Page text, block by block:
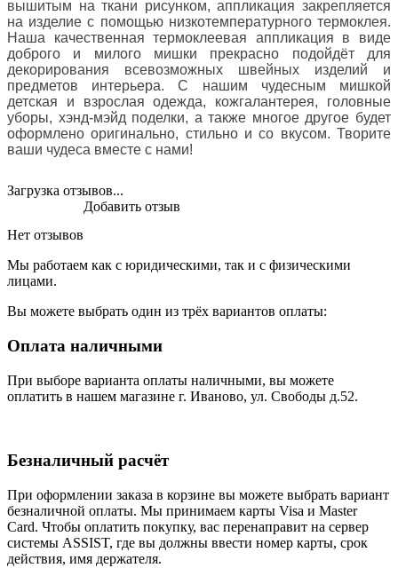
вышитым на ткани рисунком, аппликация закрепляется
на изделие с помощью низкотемпературного термоклея.
Наша качественная термоклеевая аппликация в виде
доброго и милого мишки прекрасно подойдёт для
декорирования всевозможных швейных изделий и
предметов интерьера. С нашим чудесным мишкой
детская и взрослая одежда, кожгалантерея, головные
уборы, хэнд-мэйд поделки, а также многое другое будет
оформлено оригинально, стильно и со вкусом. Творите
ваши чудеса вместе с нами!
Загрузка отзывов...
Нет отзывов
Добавить отзыв
Мы работаем как с юридическими, так и с физическими
лицами.
Вы можете выбрать один из трёх вариантов оплаты:
Оплата наличными
При выборе варианта оплаты наличными, вы можете
оплатить в нашем магазине г. Иваново, ул. Свободы д.52.
Безналичный расчёт
При оформлении заказа в корзине вы можете выбрать вариант
безналичной оплаты. Мы принимаем карты Visa и Master
Card. Чтобы оплатить покупку, вас перенаправит на сервер
системы ASSIST, где вы должны ввести номер карты, срок
действия, имя держателя.